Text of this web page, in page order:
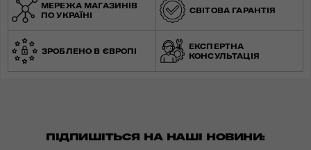
МЕРЕЖА МАГАЗИНІВ
ПО УКРАЇНІ
СВІТОВА ГАРАНТІЯ
ЗРОБЛЕНО В ЄВРОПІ
ЕКСПЕРТНА
КОНСУЛЬТАЦІЯ
ПІДПИШІТЬСЯ НА НАШІ НОВИНИ: